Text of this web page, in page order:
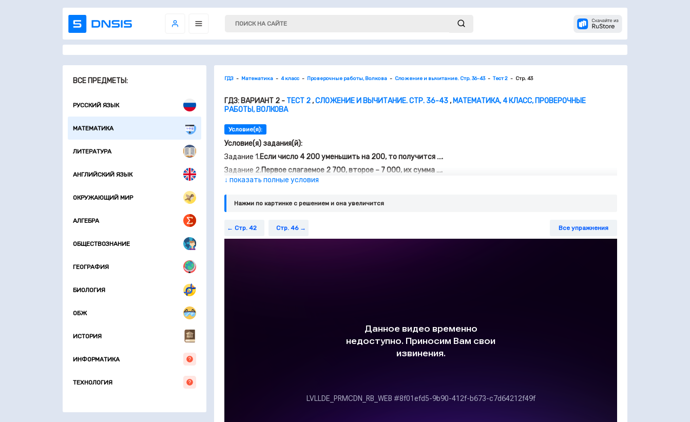
ВСЕ ПРЕДМЕТЫ:
РУССКИЙ ЯЗЫК
МАТЕМАТИКА
ЛИТЕРАТУРА
АНГЛИЙСКИЙ ЯЗЫК
ОКРУЖАЮЩИЙ МИР
АЛГЕБРА
ОБЩЕСТВОЗНАНИЕ
ГЕОГРАФИЯ
БИОЛОГИЯ
ОБЖ
ИСТОРИЯ
ИНФОРМАТИКА
ТЕХНОЛОГИЯ
ГДЗ Математика 4 класс Проверочные работы, Волкова Сложение и вычитание. Стр. 36-43 Тест 2 Стр. 43
ГДЗ: ВАРИАНТ 2 - ТЕСТ 2,СЛОЖЕНИЕ И ВЫЧИТАНИЕ. СТР. 36-43, МАТЕМАТИКА, 4 КЛАСС, ПРОВЕРОЧНЫЕ
РАБОТЫ, ВОЛКОВА
Условие(я):
Условие(я) задания(й):
Задание 1.Если число 4 200 уменьшить на 200, то получится ….
Задание 2.Первое слагаемое 2 700, второе – 7 000, их сумма ….
Задание 3. Число 400 меньше, чем 6 405, на ….
Задание 4.
Задание 5.
Задание 6.
Вычисли и запиши сумму и разность чисел 8 706 и 4 587.
Задание 7.Если число 60 000 уменьшить на …, то получится 57 000.
↓ показать полные условия
Нажми по картинке c решением и она увеличится
Стр. 42 Стр. 46 Все упражнения